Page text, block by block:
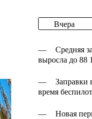
Вчера
—
Средняя
выросла до 88
—
Заправки
время
—
Новая